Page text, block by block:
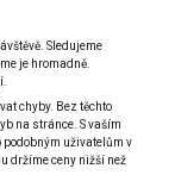
a ukázat,